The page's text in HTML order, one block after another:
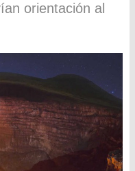
orientación al